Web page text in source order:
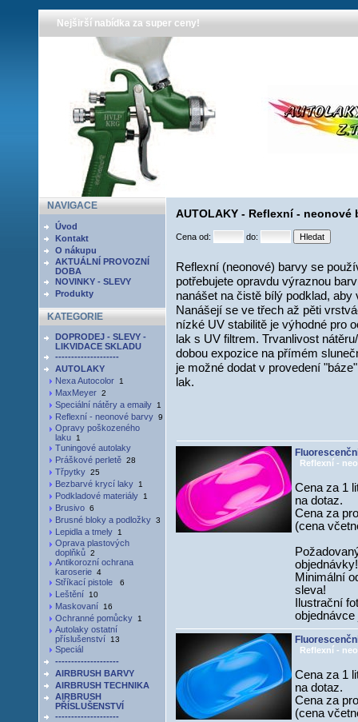
Nejširší nabídka za super ceny!
NAVIGACE
Úvod
Kontakt
O nákupu
AKTUÁLNÍ PROVOZNÍ
DOBA
NOVINKY - SLEVY
Produkty
KATEGORIE
DOPRODEJ - SLEVY -
LIKVIDACE SKLADU
--------------------
AUTOLAKY
Nexa Autocolor 1
MaxMeyer 2
Speciální nátěry a emaily 1
Reflexní - neonové barvy 9
Opravy poškozeného
laku 1
Tuningové autolaky
Práškové perletě 28
Třpytky 25
Bezbarvé krycí laky 1
Podkladové materiály 1
Brusivo 6
Brusné bloky a podložky 3
Lepidla a tmely 1
Oprava plastových
doplňků 2
Antikorozní ochrana
karoserie 4
Stříkací pistole 6
Leštění 10
Maskovaní 16
Ochranné pomůcky 1
Autolaky ostatní
příslušenství 13
Speciál
--------------------
AIRBRUSH BARVY
AIRBRUSH TECHNIKA
AIRBRUSH
PŘÍSLUŠENSTVÍ
--------------------
AUTOLAKY - Reflexní - neonové
Cena od: do:
Reflexní (neonové) barvy se
potřebujete opravdu výraznou
nanášet na čistě bílý podklad, aby
Nanášejí se ve třech až pěti
nízké UV stabilitě je výhodné pro
lak s UV filtrem. Trvanlivost
dobou expozice na přímém
je možné dodat v provedení
lak.
Reflexní -
Cena za 1
na dotaz.
Cena za
(cena
objednávky!
Minimální
sleva!
Ilustrační
objednávce
Reflexní -
Cena za 1
na dotaz.
Cena za
(cena